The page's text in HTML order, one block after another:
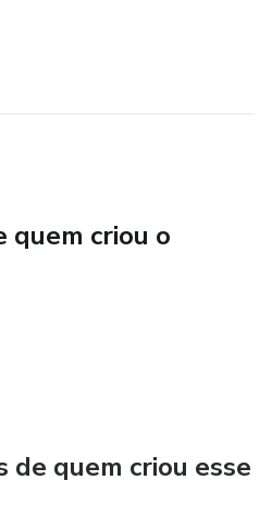
quem criou o
quem criou esse